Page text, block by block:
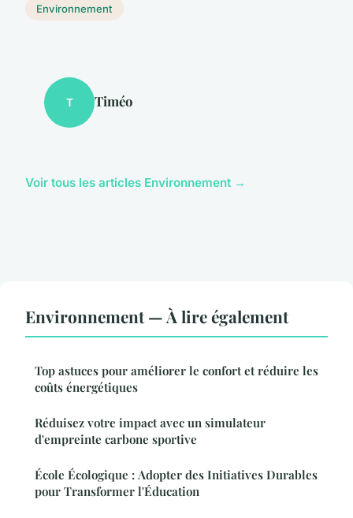
Environnement
T Timéo
Voir tous les articles Environnement →
Environnement — À lire également
Top astuces pour améliorer le confort et réduire les
coûts énergétiques
Réduisez votre impact avec un simulateur
d'empreinte carbone sportive
École Écologique : Adopter des Initiatives Durables
pour Transformer l'Éducation